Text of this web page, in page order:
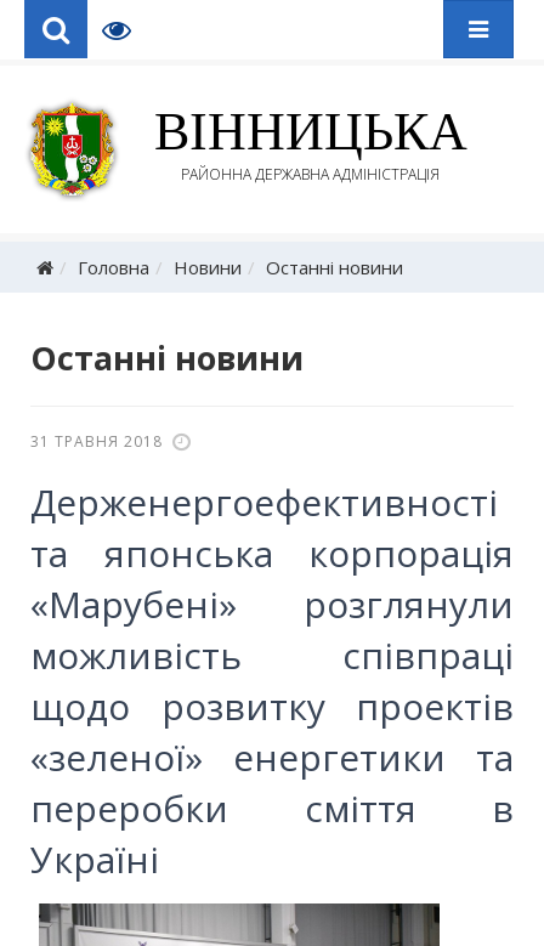
ВІННИЦЬКА
РАЙОННА ДЕРЖАВНА АДМІНІСТРАЦІЯ
Головна Новини Останні новини
Останні новини
31 ТРАВНЯ 2018
Держенергоефективності
та японська корпорація
«Марубені» розглянули
можливість співпраці
щодо розвитку проектів
«зеленої» енергетики та
переробки сміття в
Україні